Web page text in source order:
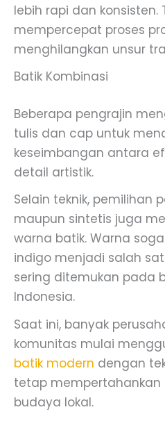
lebih rapi dan konsisten.
mempercepat proses
menghilangkan unsur
Batik Kombinasi
Beberapa pengrajin
tulis dan cap untuk
keseimbangan antara
detail artistik.
Selain teknik, pemilihan
maupun sintetis juga
warna batik. Warna
indigo menjadi salah
sering ditemukan pada
Indonesia.
Saat ini, banyak
komunitas mulai
batik modern dengan
tetap mempertahankan
budaya lokal.